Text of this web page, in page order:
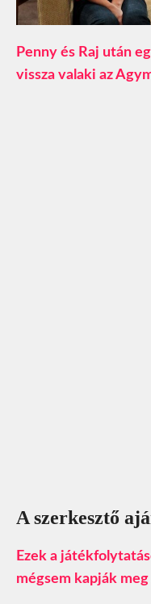
Penny és Raj után
vissza valaki az
A szerkesztő
Ezek a
mégsem kapják